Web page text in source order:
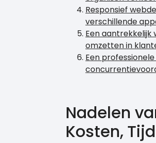
Responsief
verschillende
Een aantrekkelijk
omzetten in
Een
Nadelen
Kosten,